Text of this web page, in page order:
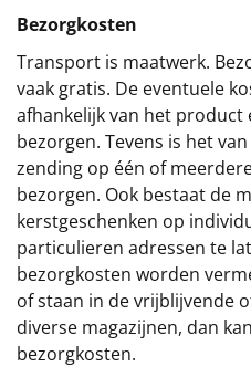
Bezorgkosten
Transport is maatwerk.
vaak gratis. De eventuele
afhankelijk van het product
bezorgen. Tevens is het
zending op één of
bezorgen. Ook bestaat de
kerstgeschenken op
particulieren adressen te
bezorgkosten worden
of staan in de vrijblijvende
diverse magazijnen, dan
bezorgkosten.